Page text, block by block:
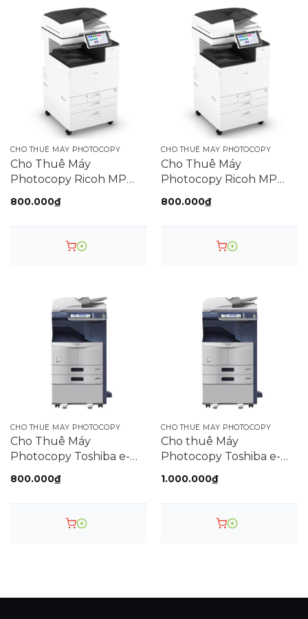
Tốc độ Scan
240 trang/phút
Thời gian khởi
Dung lượng
khay giấy
Định lượng giấy
Kết nối
Hiệu năng cực đỉnh:
Bảo mật tối tân:
CHO THUÊ MÁY PHOTOCOPY
Cho Thuê Máy
Photocopy Ricoh MP
800.000₫
CHO THUÊ MÁY PHOTOCOPY
Cho Thuê Máy
Photocopy Ricoh MP
800.000₫
CHO THUÊ MÁY PHOTOCOPY
Cho Thuê Máy
Photocopy Toshiba e-
800.000₫
CHO THUÊ MÁY PHOTOCOPY
Cho thuê Máy
Photocopy Toshiba e-
1.000.000₫